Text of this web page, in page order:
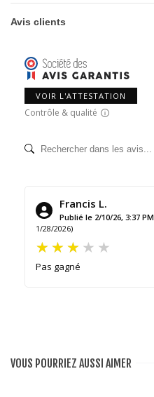
Avis clients
VOIR L'ATTESTATION
Contrôle & qualité
Francis L.
Publié le 2/10/26, 3:37 PM
1/28/2026)
Pas gagné
VOUS POURRIEZ AUSSI AIMER